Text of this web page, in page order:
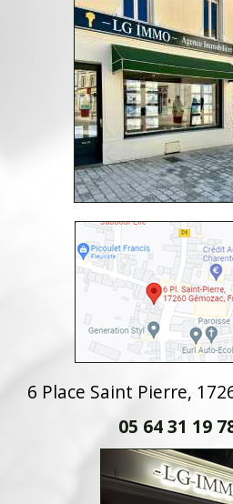
6 Place Saint Pierre,
05 64 31 19